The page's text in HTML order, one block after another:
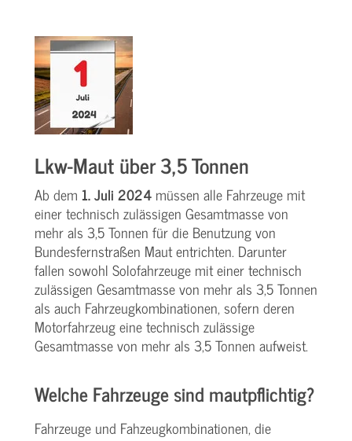
Lkw-Maut über 3,5 Tonnen
Ab dem 1. Juli 2024 müssen alle Fahrzeuge mit
einer technisch zulässigen Gesamtmasse von
mehr als 3,5 Tonnen für die Benutzung von
Bundesfernstraßen Maut entrichten. Darunter
fallen sowohl Solofahrzeuge mit einer technisch
zulässigen Gesamtmasse von mehr als 3,5 Tonnen
als auch Fahrzeugkombinationen, sofern deren
Motorfahrzeug eine technisch zulässige
Gesamtmasse von mehr als 3,5 Tonnen aufweist.
Welche Fahrzeuge sind mautpflichtig?
Fahrzeuge und Fahzeugkombinationen, die